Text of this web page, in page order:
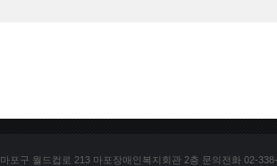
포구 월드컵로 213 마포장애인복지회관 2층 문의전화 02-